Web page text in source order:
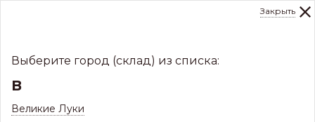
291-000
Закрыть
Выберите город (склад) из списка:
В
Великие Луки